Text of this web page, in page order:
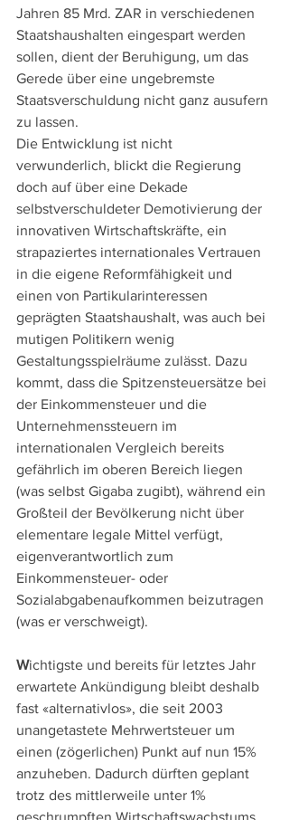
Jahren 85 Mrd. ZAR in verschiedenen
Staatshaushalten eingespart werden
sollen, dient der Beruhigung, um das
Gerede über eine ungebremste
Staatsverschuldung nicht ganz ausufern
zu lassen.
Die Entwicklung ist nicht
verwunderlich, blickt die Regierung
doch auf über eine Dekade
selbstverschuldeter Demotivierung der
innovativen Wirtschaftskräfte, ein
strapaziertes internationales Vertrauen
in die eigene Reformfähigkeit und
einen von Partikularinteressen
geprägten Staatshaushalt, was auch bei
mutigen Politikern wenig
Gestaltungsspielräume zulässt. Dazu
kommt, dass die Spitzensteuersätze bei
der Einkommensteuer und die
Unternehmenssteuern im
internationalen Vergleich bereits
gefährlich im oberen Bereich liegen
(was selbst Gigaba zugibt), während ein
Großteil der Bevölkerung nicht über
elementare legale Mittel verfügt,
eigenverantwortlich zum
Einkommensteuer- oder
Sozialabgabenaufkommen beizutragen
(was er verschweigt).
Wichtigste und bereits für letztes Jahr
erwartete Ankündigung bleibt deshalb
fast «alternativlos», die seit 2003
unangetastete Mehrwertsteuer um
einen (zögerlichen) Punkt auf nun 15%
anzuheben. Dadurch dürften geplant
trotz des mittlerweile unter 1%
geschrumpften Wirtschaftswachstums